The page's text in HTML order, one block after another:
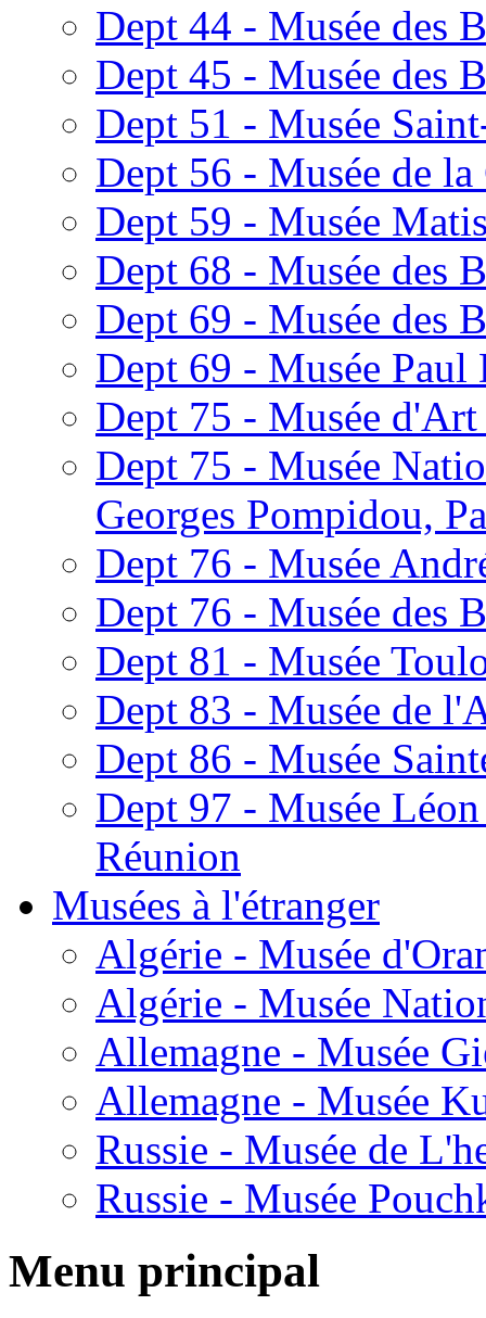
Dept 44 - Musée des
Dept 45 - Musée des
Dept 51 - Musée
Dept 56 - Musée de
Dept 59 - Musée
Dept 68 - Musée des
Dept 69 - Musée des
Dept 69 - Musée
Dept 75 - Musée
Dept 75 - Musée
Georges Pompidou,
Dept 76 - Musée
Dept 76 - Musée des
Dept 81 - Musée
Dept 83 - Musée de
Dept 86 - Musée
Dept 97 - Musée
Réunion
Musées à l'étranger
Algérie - Musée
Algérie - Musée
Allemagne - Musée
Allemagne - Musée
Russie - Musée de
Russie - Musée
Menu principal